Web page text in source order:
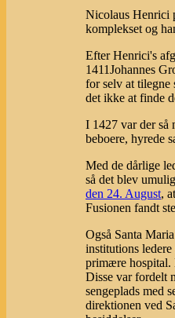
Nicolaus Henrici
komplekset og
Efter Henrici's
1411Johannes
for selv at tilegne
det ikke at finde
I 1427 var der så
beboere, hyrede
Med de dårlige
så det blev
den 24. August,
Fusionen fandt
Også Santa
institutions ledere
primære hospital.
Disse var fordelt
sengeplads med
direktionen ved